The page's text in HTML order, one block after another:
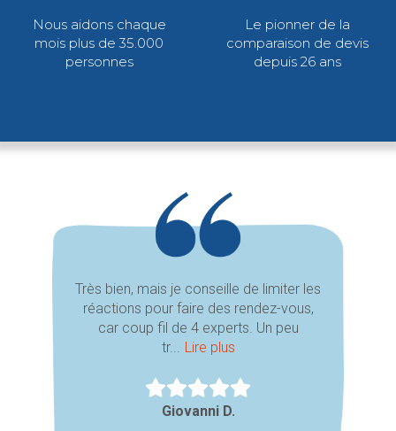
Nous aidons chaque
mois plus de 35.000
personnes
Le pionner de la
comparaison de devis
depuis 26 ans
Très bien, mais je conseille de limiter les
réactions pour faire des rendez-vous,
car coup fil de 4 experts. Un peu
tr... Lire plus
Giovanni D.